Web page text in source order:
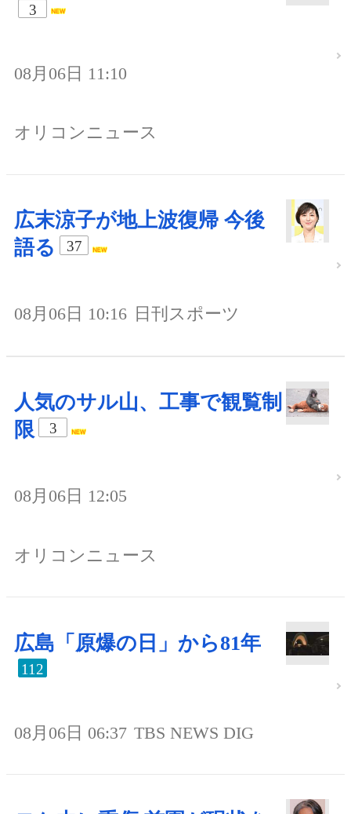
3
08月06日 11:10
オリコンニュース
広末涼子が地上波復帰 今後
語る
37
08月06日 10:16 日刊スポーツ
人気のサル山、工事で観覧制
限
3
08月06日 12:05
オリコンニュース
広島「原爆の日」から81年
112
08月06日 06:37 TBS NEWS DIG